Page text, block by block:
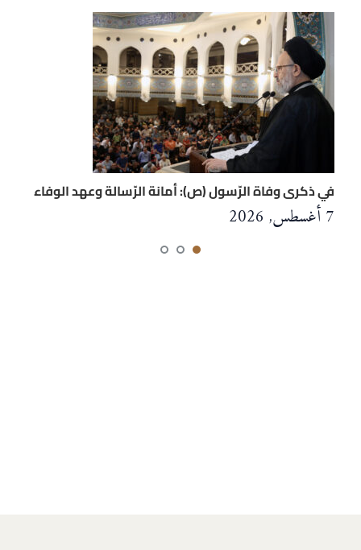
في ذكرى وفاة الرّسول (ص): أمانة الرّسالة وعهد الوفاء
7 أغسطس, 2026